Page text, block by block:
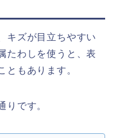
キズが目立ちやすい
たわしを使うと、表
ともあります。
りです。